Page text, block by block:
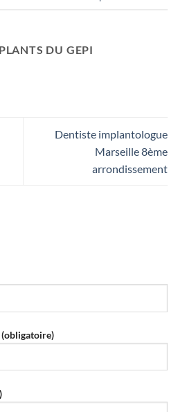
DU GEPI
Dentiste implantologue
Marseille 8ème
arrondissement
(obligatoire)